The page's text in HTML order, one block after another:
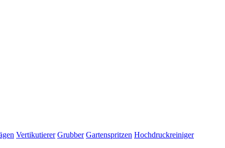
Vertikutierer Grubber Gartenspritzen Hochdruckreiniger